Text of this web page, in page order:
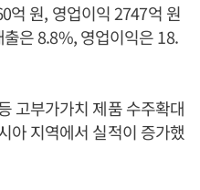
억 원, 영업이익 2747억 원
은 8.8%, 영업이익은 18.
고부가가치 제품 수주확대
아 지역에서 실적이 증가했